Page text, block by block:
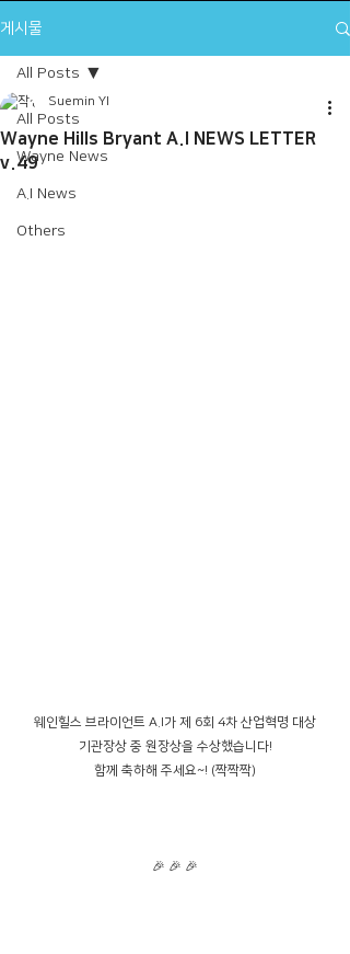
게시물
All Posts
Wayne News
A.I News
Others
All Posts
Wayne Hills Bryant A.I NEWS LETTER
v.49
Suemin YI
웨인힐스 브라이언트 A.I가 제 6회 4차 산업혁명 대상
기관장상 중 원장상을 수상했습니다!
함께 축하해 주세요~! (짝짝짝)
🎉 🎉 🎉